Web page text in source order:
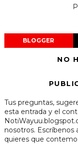
BLOGGER
NO
Tus preguntas,
esta entrada y el
nosotros. Escríbenos
quieres que